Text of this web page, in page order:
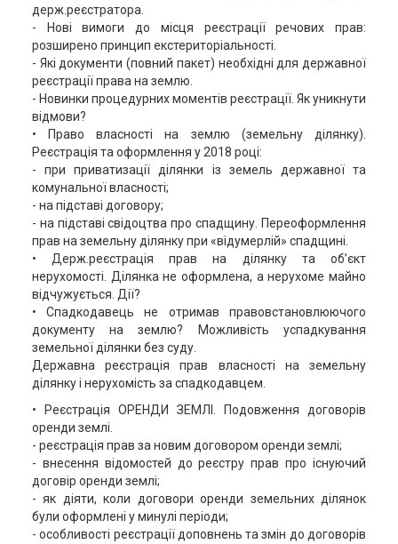
держ.реєстратора.
- Нові вимоги до місця реєстрації речових прав:
розширено принцип екстериторіальності.
- Які документи (повний пакет) необхідні для державної
реєстрації права на землю.
- Новинки процедурних моментів реєстрації. Як уникнути
відмови?
• Право власності на землю (земельну ділянку).
Реєстрація та оформлення у 2018 році:
- при приватизації ділянки із земель державної та
комунальної власності;
- на підставі договору;
- на підставі свідоцтва про спадщину. Переоформлення
прав на земельну ділянку при «відумерлій» спадщині.
• Держ.реєстрація прав на ділянку та об’єкт
нерухомості. Ділянка не оформлена, а нерухоме майно
відчужується. Дії?
• Спадкодавець не отримав правовстановлюючого
документу на землю? Можливість успадкування
земельної ділянки без суду.
Державна реєстрація прав власності на земельну
ділянку і нерухомість за спадкодавцем.
• Реєстрація ОРЕНДИ ЗЕМЛІ. Подовження договорів
оренди землі.
- реєстрація прав за новим договором оренди землі;
- внесення відомостей до реєстру прав про існуючий
договір оренди землі;
- як діяти, коли договори оренди земельних ділянок
були оформлені у минулі періоди;
- особливості реєстрації доповнень та змін до договорів